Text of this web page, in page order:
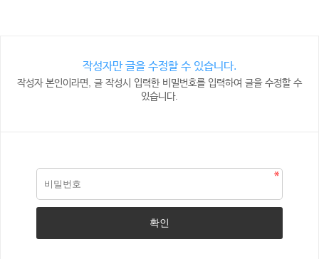
작성자만 글을 수정할 수 있습니다.
작성자 본인이라면, 글 작성시 입력한 비밀번호를 입력하여 글을 수정할 수
있습니다.